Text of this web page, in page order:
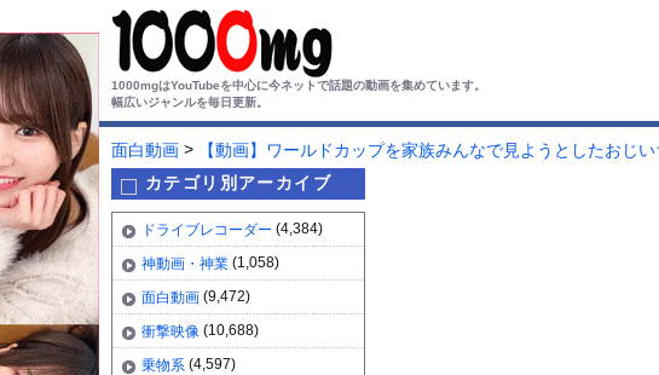
1000mgはYouTubeを中心に今ネットで話題の動画を集めています。
幅広いジャンルを毎日更新。
面白動画 >
【動画】ワールドカップを家族みんなで見ようとしたおじい
カテゴリ別アーカイブ
ドライブレコーダー (4,384)
神動画・神業 (1,058)
面白動画 (9,472)
衝撃映像 (10,688)
乗物系 (4,597)